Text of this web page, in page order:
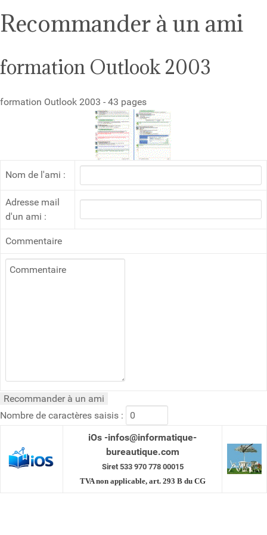
Recommander à un ami
formation Outlook 2003
formation Outlook 2003 - 43 pages
Nom de l'ami :
Adresse mail
d'un ami :
Commentaire
Nombre de caractères saisis :
iOs -infos@informatique-
bureautique.com
Siret 533 970 778 00015
TVA non applicable, art. 293 B du CG